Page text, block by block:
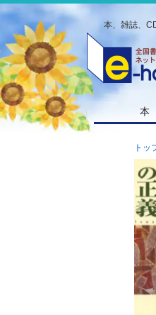
本、雑誌、
本
トッ